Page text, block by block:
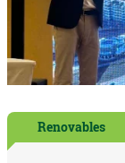
Renovables